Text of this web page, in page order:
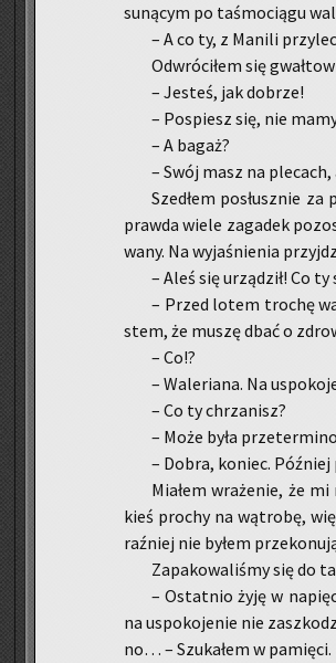
su­ną­cym po ta­śmo­cią­gu
– A co ty, z Ma­ni­li
Od­wró­ci­łem się
– Je­steś, jak do­brze!
– Po­spiesz się, nie
– A bagaż?
– Swój masz na
Sze­dłem po­słusz­nie
praw­da wiele za­ga­dek
wa­ny. Na wy­ja­śnie­nia
– Aleś się urzą­dził! Co ty
– Przed lotem tro­chę
stem, że muszę dbać o
– Co!?
– Wa­le­ria­na. Na
– Co ty chrza­nisz?
– Może była
– Dobra, ko­niec. Póź­niej
Mia­łem wra­że­nie, że
kieś pro­chy na wą­tro­bę,
raź­niej nie byłem
Za­pa­ko­wa­li­śmy się do
– Ostat­nio żyję w
na uspo­ko­je­nie nie
no… – Szu­ka­łem w pa­mię­ci.